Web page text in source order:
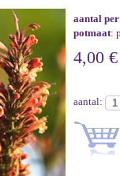
aantal
potmaat:
4,00 €
aantal: